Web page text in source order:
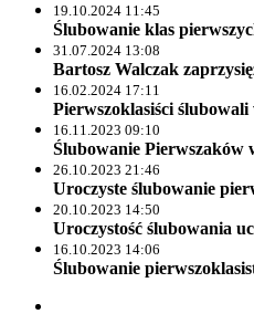
19.10.2024 11:45
Ślubowanie klas
31.07.2024 13:08
Bartosz Walczak
16.02.2024 17:11
Pierwszoklasiści
16.11.2023 09:10
Ślubowanie
26.10.2023 21:46
Uroczyste ślubowanie
20.10.2023 14:50
Uroczystość ślubowania
16.10.2023 14:06
Ślubowanie